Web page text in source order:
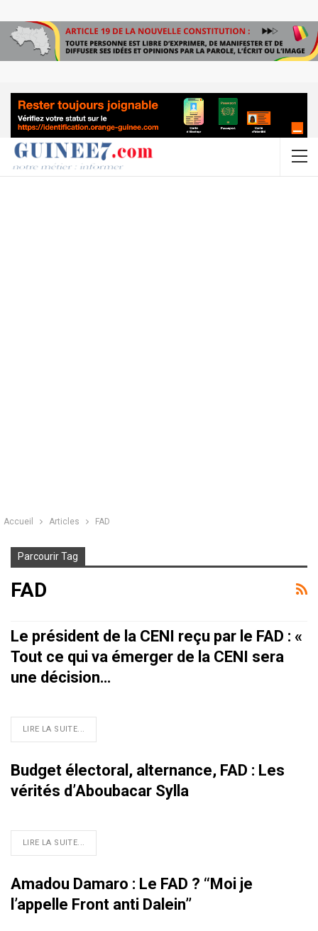
Accueil Articles FAD
Parcourir Tag
FAD
Le président de la CENI reçu par le FAD : «
Tout ce qui va émerger de la CENI sera
une décision…
LIRE LA SUITE...
Budget électoral, alternance, FAD : Les
vérités d’Aboubacar Sylla
LIRE LA SUITE...
Amadou Damaro : Le FAD ? ‘‘Moi je
l’appelle Front anti Dalein’’